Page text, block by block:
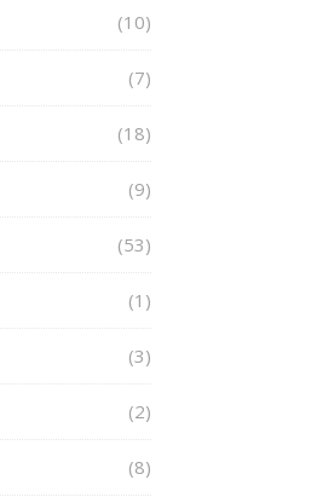
(10)
(7)
(18)
(9)
(53)
(1)
(3)
(2)
(8)